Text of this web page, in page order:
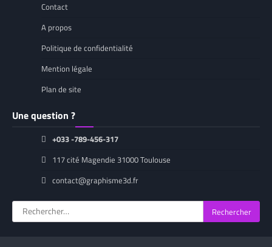
Contact
A propos
Politique de confidentialité
Mention légale
Plan de site
Une question ?
+033 -789-456-317
117 cité Magendie 31000 Toulouse
contact@graphisme3d.fr
Rechercher :